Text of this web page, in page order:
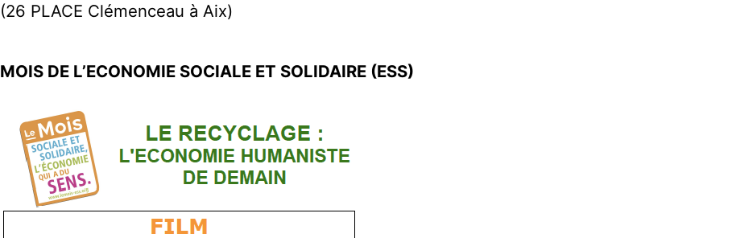
(26 PLACE Clémenceau à Aix)
MOIS DE L’ECONOMIE SOCIALE ET SOLIDAIRE (ESS)